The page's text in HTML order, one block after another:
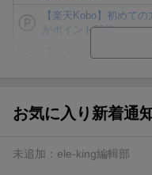
【楽天Kobo】初めて
がポイント20倍
ト山分け
エントリー＆3,000円
お気に入り新着通
未追加： ele-king編輯部